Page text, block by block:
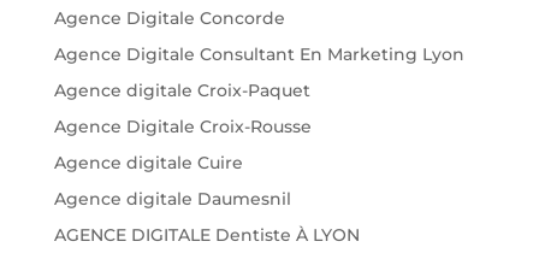
Agence Digitale Concorde
Agence Digitale Consultant En Marketing Lyon
Agence digitale Croix-Paquet
Agence Digitale Croix-Rousse
Agence digitale Cuire
Agence digitale Daumesnil
AGENCE DIGITALE Dentiste À LYON